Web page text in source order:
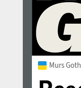
Murs